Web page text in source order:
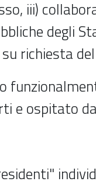
iii)
degli
richiesta
e ospitato